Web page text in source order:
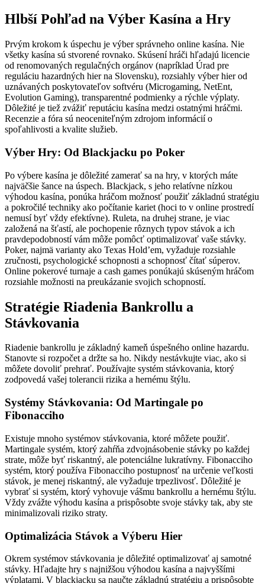
Hlbší Pohľad na Výber Kasína a Hry
Prvým krokom k úspechu je výber správneho online kasína. Nie
všetky kasína sú stvorené rovnako. Skúsení hráči hľadajú licencie
od renomovaných regulačných orgánov (napríklad Úrad pre
reguláciu hazardných hier na Slovensku), rozsiahly výber hier od
uznávaných poskytovateľov softvéru (Microgaming, NetEnt,
Evolution Gaming), transparentné podmienky a rýchle výplaty.
Dôležité je tiež zvážiť reputáciu kasína medzi ostatnými hráčmi.
Recenzie a fóra sú neoceniteľným zdrojom informácií o
spoľahlivosti a kvalite služieb.
Výber Hry: Od Blackjacku po Poker
Po výbere kasína je dôležité zamerať sa na hry, v ktorých máte
najväčšie šance na úspech. Blackjack, s jeho relatívne nízkou
výhodou kasína, ponúka hráčom možnosť použiť základnú stratégiu
a pokročilé techniky ako počítanie kariet (hoci to v online prostredí
nemusí byť vždy efektívne). Ruleta, na druhej strane, je viac
založená na šťastí, ale pochopenie rôznych typov stávok a ich
pravdepodobností vám môže pomôcť optimalizovať vaše stávky.
Poker, najmä varianty ako Texas Hold’em, vyžaduje rozsiahle
zručnosti, psychologické schopnosti a schopnosť čítať súperov.
Online pokerové turnaje a cash games ponúkajú skúseným hráčom
rozsiahle možnosti na preukázanie svojich schopností.
Stratégie Riadenia Bankrollu a
Stávkovania
Riadenie bankrollu je základný kameň úspešného online hazardu.
Stanovte si rozpočet a držte sa ho. Nikdy nestávkujte viac, ako si
môžete dovoliť prehrať. Používajte systém stávkovania, ktorý
zodpovedá vašej tolerancii rizika a hernému štýlu.
Systémy Stávkovania: Od Martingale po
Fibonacciho
Existuje mnoho systémov stávkovania, ktoré môžete použiť.
Martingale systém, ktorý zahŕňa zdvojnásobenie stávky po každej
strate, môže byť riskantný, ale potenciálne lukratívny. Fibonacciho
systém, ktorý používa Fibonacciho postupnosť na určenie veľkosti
stávok, je menej riskantný, ale vyžaduje trpezlivosť. Dôležité je
vybrať si systém, ktorý vyhovuje vášmu bankrollu a hernému štýlu.
Vždy zvážte výhodu kasína a prispôsobte svoje stávky tak, aby ste
minimalizovali riziko straty.
Optimalizácia Stávok a Výberu Hier
Okrem systémov stávkovania je dôležité optimalizovať aj samotné
stávky. Hľadajte hry s najnižšou výhodou kasína a najvyššími
výplatami. V blackjacku sa naučte základnú stratégiu a prispôsobte